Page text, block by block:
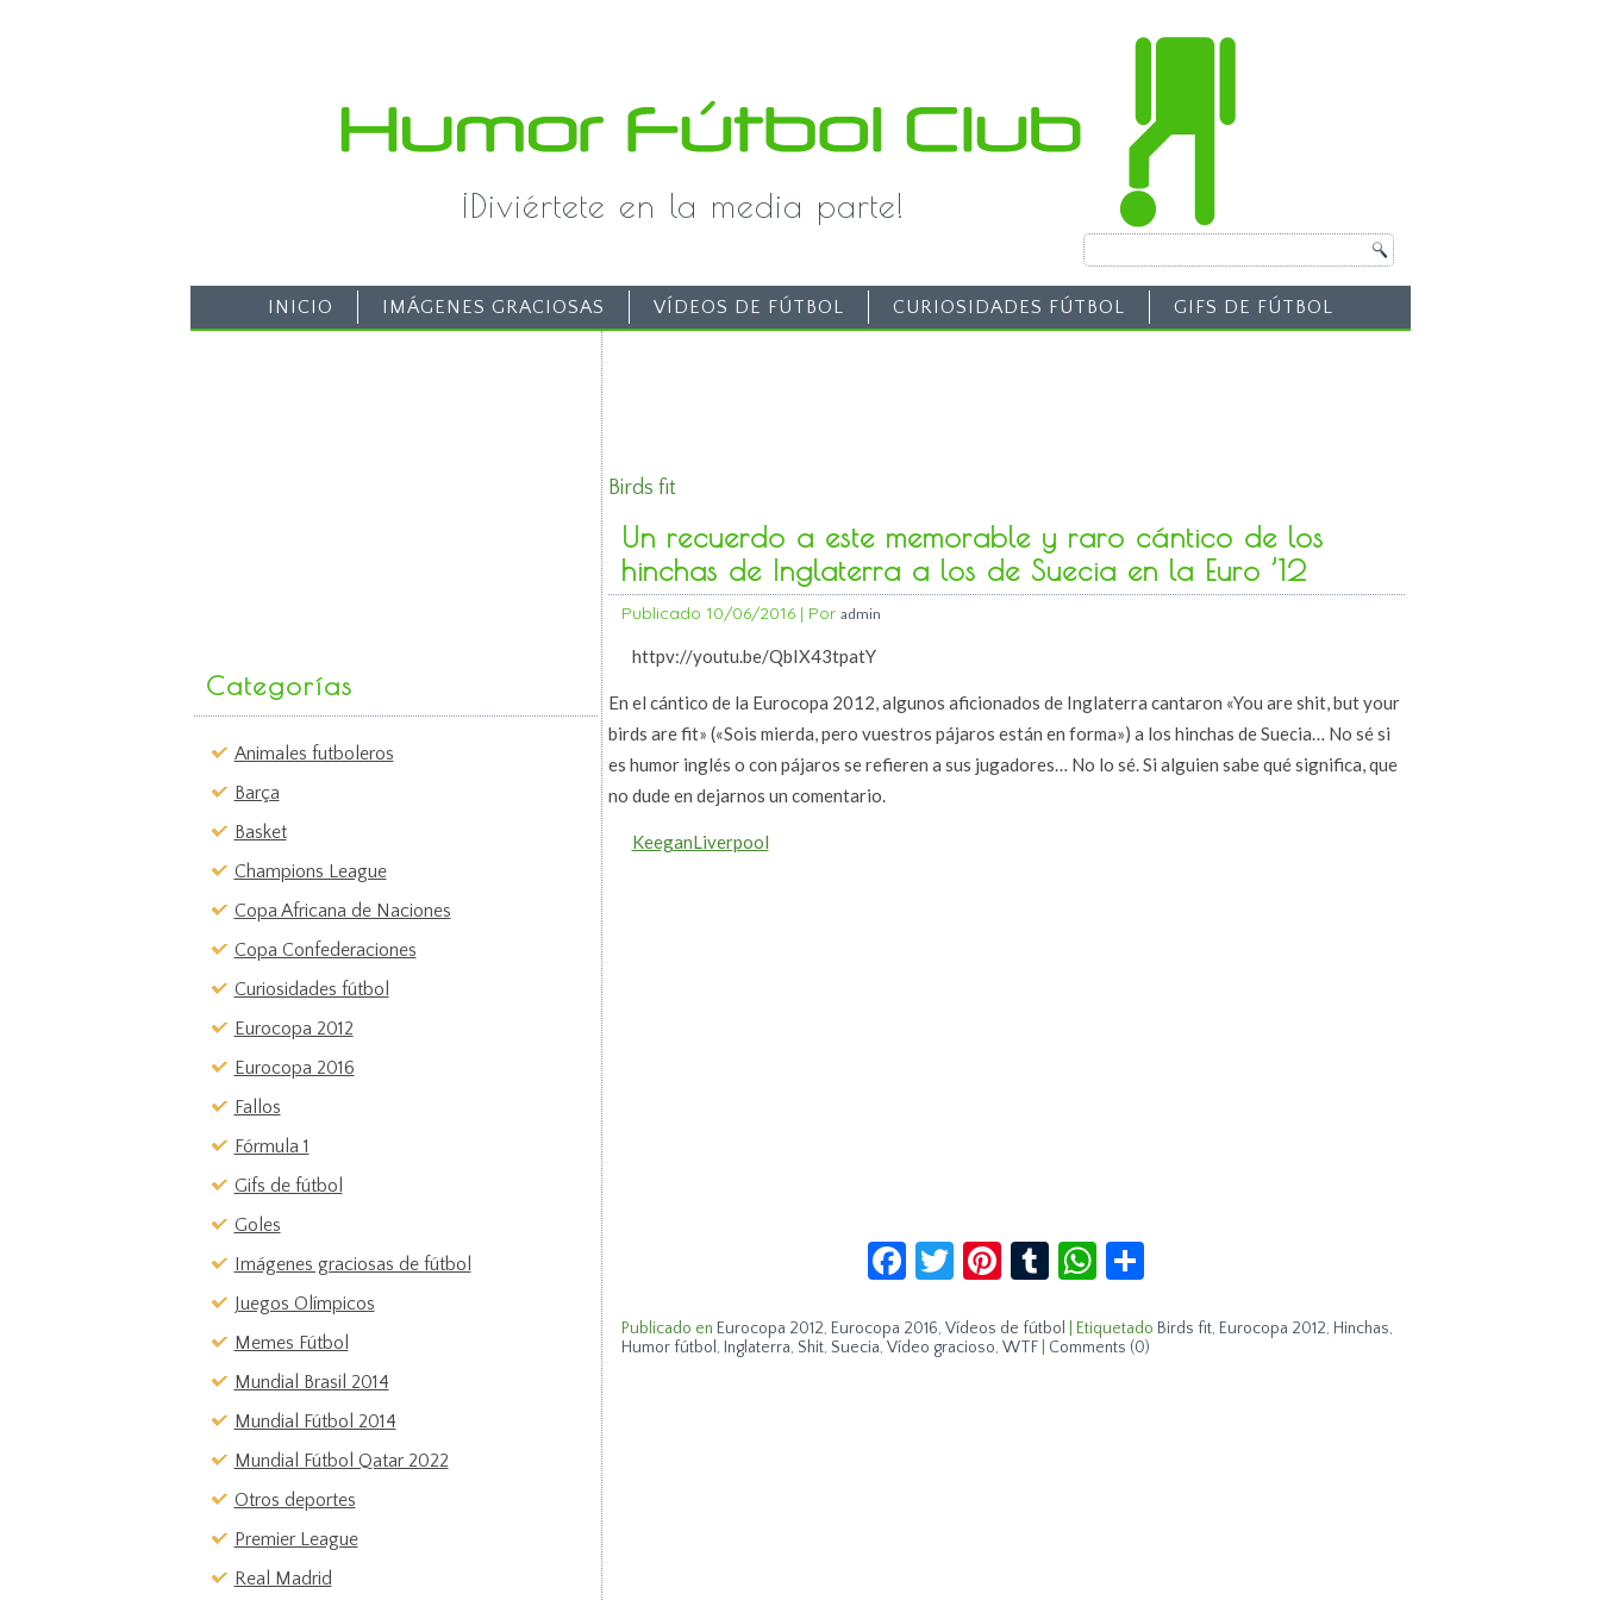
¡Diviértete en la media parte!
INICIO IMÁGENES GRACIOSAS VÍDEOS DE FÚTBOL CURIOSIDADES FÚTBOL GIFS DE FÚTBOL
Categorías
Animales futboleros
Barça
Basket
Champions League
Copa Africana de Naciones
Copa Confederaciones
Curiosidades fútbol
Eurocopa 2012
Eurocopa 2016
Fallos
Fórmula 1
Gifs de fútbol
Goles
Imágenes graciosas de fútbol
Juegos Olímpicos
Memes Fútbol
Mundial Brasil 2014
Mundial Fútbol 2014
Mundial Fútbol Qatar 2022
Otros deportes
Premier League
Real Madrid
Birds fit
Un recuerdo a este memorable y raro cántico de los
hinchas de Inglaterra a los de Suecia en la Euro ’12
Publicado 10/06/2016| Por admin
httpv://youtu.be/QbIX43tpatY
En el cántico de la Eurocopa 2012, algunos aficionados de Inglaterra cantaron «You are shit, but your
birds are fit» («Sois mierda, pero vuestros pájaros están en forma») a los hinchas de Suecia… No sé si
es humor inglés o con pájaros se refieren a sus jugadores… No lo sé. Si alguien sabe qué significa, que
no dude en dejarnos un comentario.
KeeganLiverpool
Facebook
Twitter
Pinterest
TumblrWhatsApp
Publicado en Eurocopa 2012, Eurocopa 2016, Vídeos de fútbol Etiquetado Birds fit, Eurocopa 2012, Hinchas,
Humor fútbol , Inglaterra, Shit, Suecia, Vídeo gracioso, WTF| Comments (0)